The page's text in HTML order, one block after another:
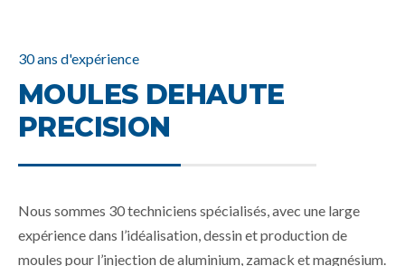
30 ans d'expérience
MOULES DEHAUTE
PRECISION
Nous sommes 30 techniciens spécialisés, avec une large
expérience dans l’idéalisation, dessin et production de
moules pour l’injection de aluminium, zamack et magnésium.